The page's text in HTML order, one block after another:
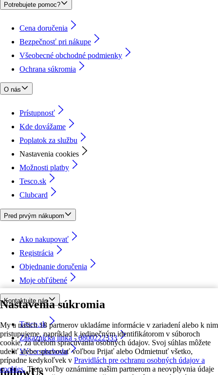
Nastavenia súkromia
My a našich 18 partnerov ukladáme informácie v zariadení alebo k nim
pristupujeme, napríklad k jedinečným identifikátorom v súboroch
cookie, za účelom spracúvania osobných údajov. Svoj súhlas môžete
udeliť alebo spravovať voľbou Prijať alebo Odmietnuť všetko,
prípadne kedykoľvek v Pravidlách pre ochranu osobných údajov a
cookies. Tieto voľby oznámime našim partnerom a neovplyvnia údaje
Potrebujete pomoc?
Cena doručenia
Bezpečnosť pri nákupe
Všeobecné obchodné podmienky
Ochrana súkromia
O nás
Prístupnosť
Kde dovážame
Poplatok za službu
Nastavenia cookies
Možnosti platby
Tesco.sk
Clubcard
Pred prvým nákupom
Ako nakupovať
Registrácia
Objednanie doručenia
Moje obľúbené
Kontaktujte nás
Tesco.sk
Zákaznícka linka - 0800222333
Výber obchodu
followUs